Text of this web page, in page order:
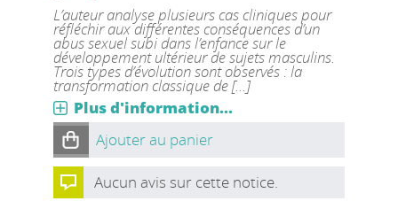
L’auteur analyse plusieurs cas cliniques pour
réfléchir aux différentes conséquences d’un
abus sexuel subi dans l’enfance sur le
développement ultérieur de sujets masculins.
Trois types d’évolution sont observés : la
transformation classique de [...]
Plus d'information...
Ajouter au panier
Aucun avis sur cette notice.